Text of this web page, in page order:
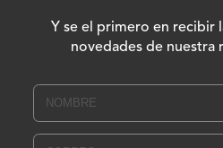
Y se el primero en recibir
novedades de nuestra